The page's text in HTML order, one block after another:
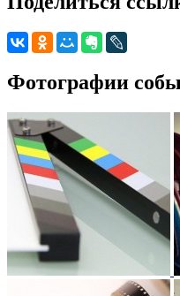
Фотографии